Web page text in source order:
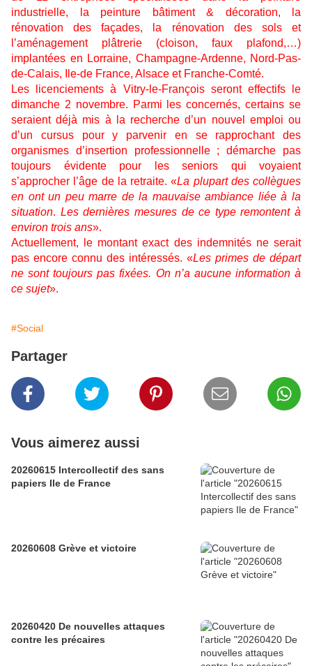
industrielle, la peinture bâtiment & décoration, la
rénovation des façades, la rénovation des sols et
l’aménagement plâtrerie (cloison, faux plafond,…)
implantées en Lorraine, Champagne-Ardenne, Nord-Pas-
de-Calais, Ile-de France, Alsace et Franche-Comté.
Les licenciements à Vitry-le-François seront effectifs le
dimanche 2 novembre. Parmi les concernés, certains se
seraient déjà mis à la recherche d’un nouvel emploi ou
d’un cursus pour y parvenir en se rapprochant des
organismes d’insertion professionnelle ; démarche pas
toujours évidente pour les seniors qui voyaient
s’approcher l’âge de la retraite. «La plupart des collègues
en ont un peu marre de la mauvaise ambiance liée à la
situation. Les dernières mesures de ce type remontent à
environ trois ans».
Actuellement, le montant exact des indemnités ne serait
pas encore connu des intéressés. «Les primes de départ
ne sont toujours pas fixées. On n’a aucune information à
ce sujet».
#Social
Partager
Vous aimerez aussi
20260615 Intercollectif des sans
papiers Ile de France
20260608 Grève et victoire
20260420 De nouvelles attaques
contre les précaires